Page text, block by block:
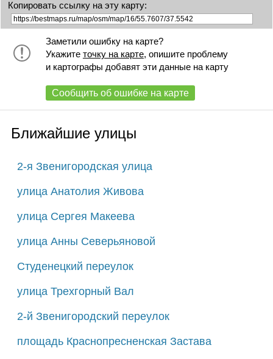
Копировать ссылку на эту карту:
Заметили ошибку на карте?
Укажите точку на карте, опишите проблему
и картографы добавят эти данные на карту
Сообщить об ошибке на карте
Ближайшие улицы
2-я Звенигородская улица
улица Анатолия Живова
улица Сергея Макеева
улица Анны Северьяновой
Студенецкий переулок
улица Трехгорный Вал
2-й Звенигородский переулок
площадь Краснопресненская Застава